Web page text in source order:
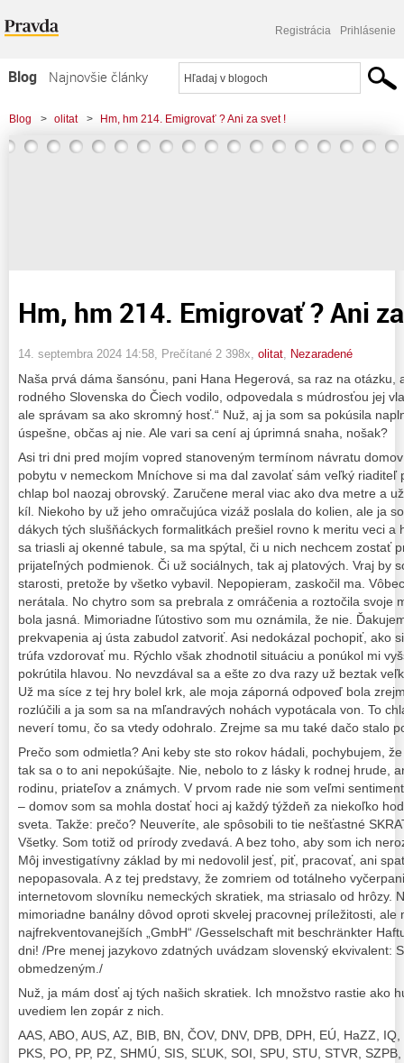
Registrácia Prihlásenie
Blog
Najnovšie články
Najčítanejšie články
Najkomentovanejšie články
Blog > olitat > Hm, hm 214. Emigrovať ? Ani za svet !
Hm, hm 214. Emigrovať ? Ani
14. septembra 2024 14:58 , Prečítané 2 398x, olitat Nezaradené
Naša prvá dáma šansónu, pani Hana Hegerová, sa raz na otázku,
rodného Slovenska do Čiech vodilo, odpovedala s múdrosťou jej
ale správam sa ako skromný hosť.“ Nuž, aj ja som sa pokúsila
úspešne, občas aj nie. Ale vari sa cení aj úprimná snaha, nošak?
Asi tri dni pred mojím vopred stanoveným termínom návratu
pobytu v nemeckom Mníchove si ma dal zavolať sám veľký riaditeľ
chlap bol naozaj obrovský. Zaručene meral viac ako dva metre a
kíl. Niekoho by už jeho omračujúca vizáž poslala do kolien, ale ja
dákych tých slušňáckych formalitkách prešiel rovno k meritu veci a
sa triasli aj okenné tabule, sa ma spýtal, či u nich nechcem zostať
prijateľných podmienok. Či už sociálnych, tak aj platových. Vraj by
starosti, pretože by všetko vybavil. Nepopieram, zaskočil ma.
nerátala. No chytro som sa prebrala z omráčenia a roztočila svoje
bola jasná. Mimoriadne ľútostivo som mu oznámila, že nie.
prekvapenia aj ústa zabudol zatvoriť. Asi nedokázal pochopiť, ako
trúfa vzdorovať mu. Rýchlo však zhodnotil situáciu a ponúkol mi
pokrútila hlavou. No nevzdával sa a ešte zo dva razy už beztak
Už ma síce z tej hry bolel krk, ale moja záporná odpoveď bola
rozlúčili a ja som sa na mľandravých nohách vypotácala von. To
neverí tomu, čo sa vtedy odohralo. Zrejme sa mu také dačo stalo
Prečo som odmietla? Ani keby ste sto rokov hádali, pochybujem,
tak sa o to ani nepokúšajte. Nie, nebolo to z lásky k rodnej hrude,
rodinu, priateľov a známych. V prvom rade nie som veľmi
– domov som sa mohla dostať hoci aj každý týždeň za niekoľko
sveta. Takže: prečo? Neuveríte, ale spôsobili to tie nešťastné
Všetky. Som totiž od prírody zvedavá. A bez toho, aby som ich
Môj investigatívny základ by mi nedovolil jesť, piť, pracovať, ani
nepopasovala. A z tej predstavy, že zomriem od totálneho
internetovom slovníku nemeckých skratiek, ma striasalo od hrôzy.
mimoriadne banálny dôvod oproti skvelej pracovnej príležitosti, ale
najfrekventovanejších „GmbH“ /Gesselschaft mit beschränkter
dni! /Pre menej jazykovo zdatných uvádzam slovenský ekvivalent:
obmedzeným./
Nuž, ja mám dosť aj tých našich skratiek. Ich množstvo rastie ako
uvediem len zopár z nich.
AAS, ABO, AUS, AZ, BIB, BN, ČOV, DNV, DPB, DPH, EÚ, HaZZ,
PKS, PO, PP, PZ, SHMÚ, SIS, SĽUK, SOI, SPU, STU, STVR,